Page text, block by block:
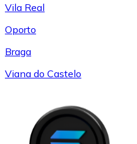
Vila Real
Oporto
Braga
Viana do Castelo